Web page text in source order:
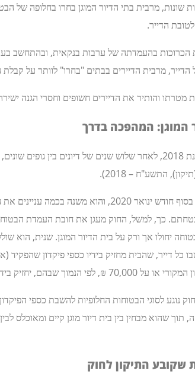
שונות, מרבית בתי הדיור המוגן בחרו בחלופה של
הדייר.
הדייר, מרבית הדיירים בבתים "בחרו" לוותר על
מטרתו והותיר את הדיירים חשופים וחסרי הגנה
המוגן: המהפכה בדרך
על רקע מצב זה חוקק בשנת 2018, לאחר שלוש שנים של דיונים בין
התשע"ח – 2018).
התיקון לחוק ייכנס לתוקף בסוף חודש ינואר 2020, והוא
כך, למשל, החוק מעגן את חובת העמדת
יחולו אך ורק על בית הדיור המוגן. שנית, הוא
כל דייר, שהבית מחזיק בידיו כספי פיקדון שהפקיד
נוגע לסוגי הבטוחות החלופיות להשבת כספי
תוך שהוא מבחין בין בית דיור מוגן קיים ומאוכלס
שקובע התיקון לחוק